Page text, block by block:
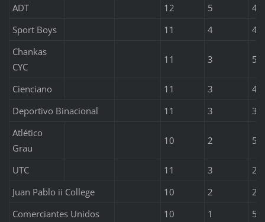
ADT
12 5
4
Sport Boys
11 4
4
Chankas
CYC
11 3 5
Cienciano 11 3
4
Deportivo Binacional
11 3
3
Atlético
Grau
10 2 5
UTC 11 3
2
Juan Pablo ii College
10 2
2
Comerciantes Unidos
10 1
5